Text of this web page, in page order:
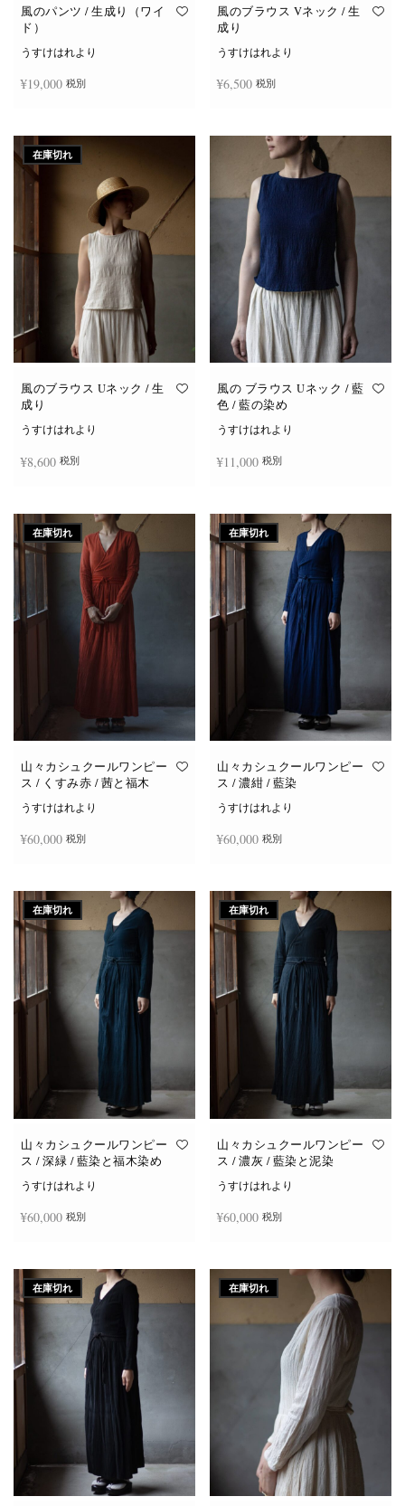
オ
ジ
選
択
で
き
ま
す
オ
ジ
か
ら
選
風のパンツ / 生成り（ワイ
ド）
うすけはれより
¥19,000 税別
風のブラウス Vネック / 生
成り
うすけはれより
¥6,500 税別
在庫切れ
風のブラウス Uネック / 生
成り
うすけはれより
¥8,600 税別
風の ブラウス Uネック / 藍
色 / 藍の染め
うすけはれより
¥11,000 税別
在庫切れ
山々カシュクールワンピー
ス / くすみ赤 / 茜と福木
うすけはれより
¥60,000 税別
在庫切れ
山々カシュクールワンピー
ス / 濃紺 / 藍染
うすけはれより
¥60,000 税別
在庫切れ
山々カシュクールワンピー
ス / 深緑 / 藍染と福木染め
うすけはれより
¥60,000 税別
在庫切れ
山々カシュクールワンピー
ス / 濃灰 / 藍染と泥染
うすけはれより
¥60,000 税別
在庫切れ 在庫切れ